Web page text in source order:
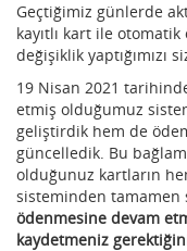
Geçtiğimiz günlerde
kayıtlı kart ile
değişiklik yaptığımızı
19 Nisan 2021
etmiş olduğumuz
geliştirdik hem de
güncelledik. Bu
olduğunuz kartların
sisteminden tamamen
ödenmesine devam
kaydetmeniz